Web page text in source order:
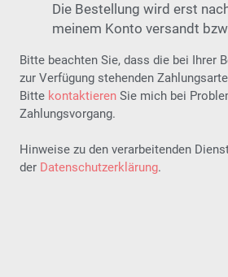
Die Bestellung wird erst
meinem Konto versandt
Bitte beachten Sie, dass die bei Ihrer
zur Verfügung stehenden
Bitte kontaktierenSie mich bei
Zahlungsvorgang.
Hinweise zu den verarbeitenden
der Datenschutzerklärung.